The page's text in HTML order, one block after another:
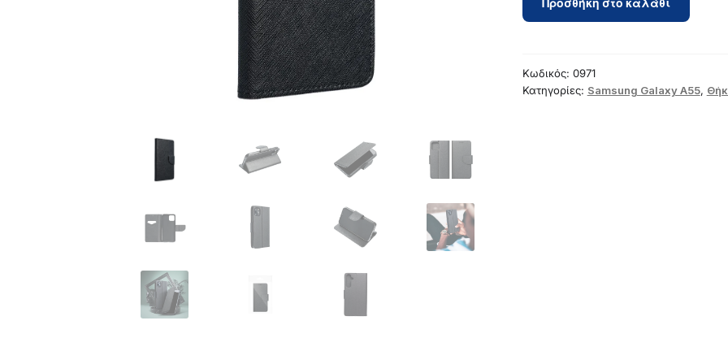
case
A55
Fancy
Προσθήκη στο καλάθι
Κωδικός: 0971
Κατηγορίες: Samsung Galaxy A55,